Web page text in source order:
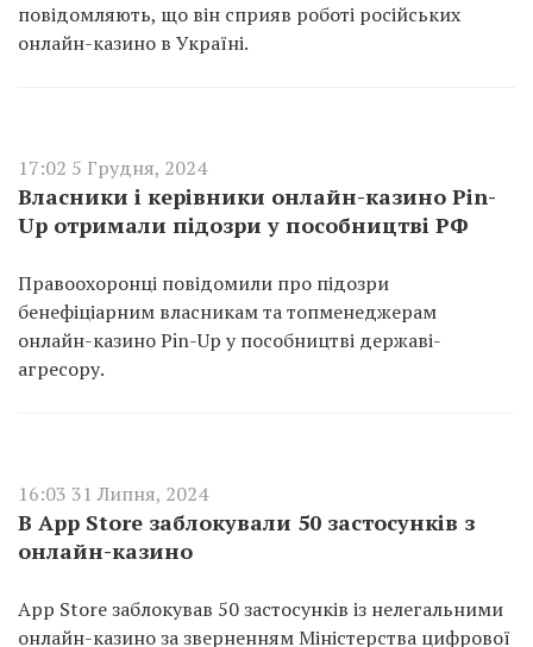
повідомляють, що він сприяв роботі російських
онлайн-казино в Україні.
17:02 5 Грудня, 2024
Власники і керівники онлайн-казино Pin-
Up отримали підозри у пособництві РФ
Правоохоронці повідомили про підозри
бенефіціарним власникам та топменеджерам
онлайн-казино Pin-Up у пособництві державі-
агресору.
16:03 31 Липня, 2024
В App Store заблокували 50 застосунків з
онлайн-казино
App Store заблокував 50 застосунків із нелегальними
онлайн-казино за зверненням Міністерства цифрової